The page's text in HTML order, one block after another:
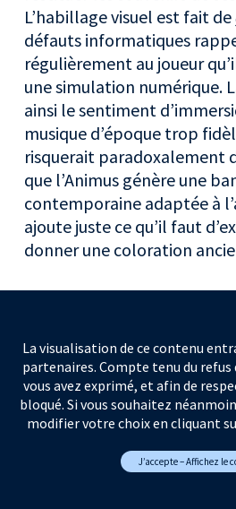
L’habillage visuel est fait de
défauts informatiques
régulièrement au joueur
une simulation numérique.
ainsi le sentiment
musique d’époque trop
risquerait paradoxalement
que l’Animus génère une
contemporaine adaptée à
ajoute juste ce qu’il faut
donner une coloration
La visualisation de ce contenu
partenaires. Compte tenu du refus
vous avez exprimé, et afin de
bloqué. Si vous souhaitez
modifier votre choix en cliquant
J’accepte – Affichez le